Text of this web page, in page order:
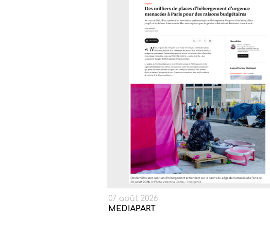
07 août 2026
MEDIAPART